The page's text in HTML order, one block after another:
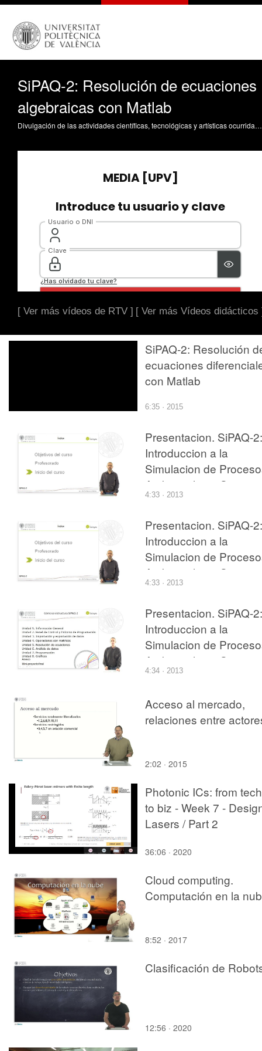
SiPAQ-2: Resolución de ecuaciones
algebraicas con Matlab
Divulgación de las actividades científicas, tecnológicas y artísticas ocurridas en los tres campus de la UPV
[ Ver más vídeos de RTV ] [ Ver más Vídeos didácticos
SiPAQ-2: Resolución
ecuaciones
con Matlab
6:35 · 2015
Presentacion. SiPAQ-2:
Introduccion a la
Simulacion de
Ambientales y
con Matlab? y Scilab?
4:33 · 2013
Presentacion. SiPAQ-2:
Introduccion a la
Simulacion de
Ambientales y
con Matlab? y Scilab?
4:33 · 2013
Presentacion. SiPAQ-2:
Introduccion a la
Simulacion de
Ambientales y
con Matlab? y Scilab?
4:34 · 2013
Acceso al mercado,
relaciones entre
2:02 · 2015
Photonic ICs: from tech
to biz - Week 7 -
Lasers / Part 2
36:06 · 2020
Cloud computing.
Computación en la
8:52 · 2017
Clasificación de
12:56 · 2020